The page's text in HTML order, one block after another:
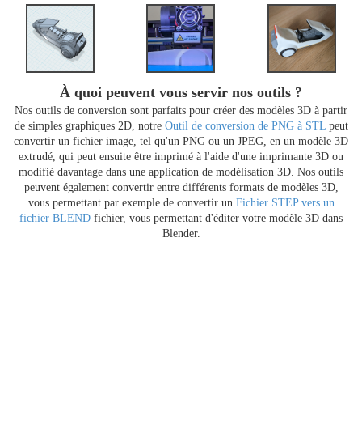
À quoi peuvent vous servir nos outils ?
Nos outils de conversion sont parfaits pour créer des modèles 3D à partir
de simples graphiques 2D, notre Outil de conversion de PNG à STLpeut
convertir un fichier image, tel qu'un PNG ou un JPEG, en un modèle 3D
extrudé, qui peut ensuite être imprimé à l'aide d'une imprimante 3D ou
modifié davantage dans une application de modélisation 3D. Nos outils
peuvent également convertir entre différents formats de modèles 3D,
vous permettant par exemple de convertir un Fichier STEP vers un
fichier BLEND fichier, vous permettant d'éditer votre modèle 3D dans
Blender.